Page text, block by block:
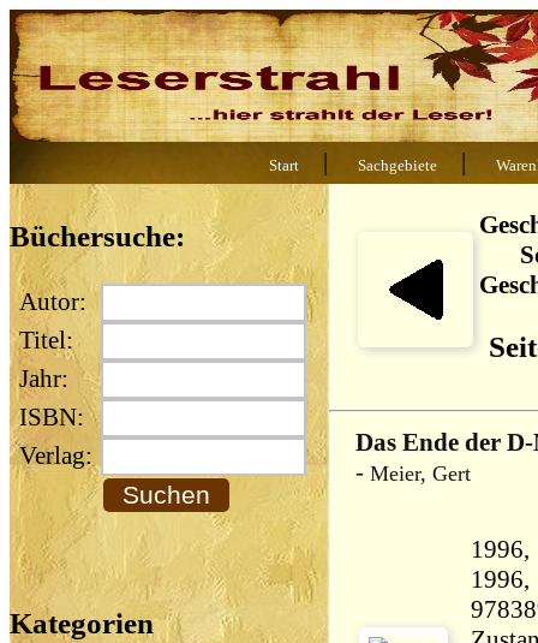
Start| Sachgebiete|
Büchersuche:
Autor:
Titel:
Jahr:
ISBN:
Verlag:
Kategorien
Das Ende der
- Meier, Gert
1996, broschiert 530 g